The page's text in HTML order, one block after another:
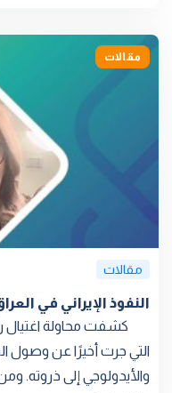
مقالات
مقالات
النفوذ الإيراني في
كشفت محاولة اغتيال
التي جرت أخيرًا عن وصول
والأيدولوجي إلى ذروته.